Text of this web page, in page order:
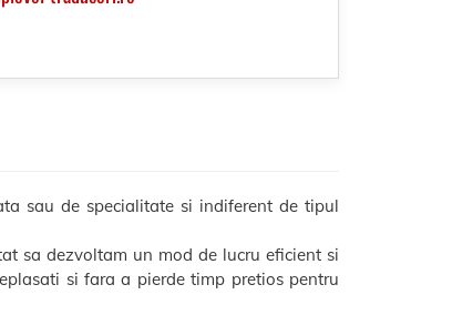
sau de specialitate si indiferent de tipul
sa dezvoltam un mod de lucru eficient si
si fara a pierde timp pretios pentru